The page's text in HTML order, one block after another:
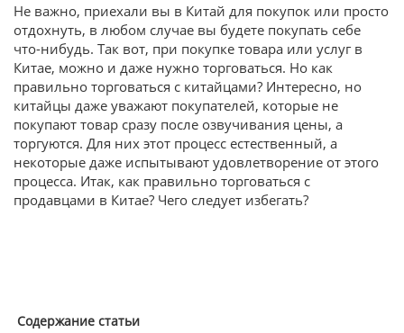
Не важно, приехали вы в Китай для покупок или просто
отдохнуть, в любом случае вы будете покупать себе
что-нибудь. Так вот, при покупке товара или услуг в
Китае, можно и даже нужно торговаться. Но как
правильно торговаться с китайцами? Интересно, но
китайцы даже уважают покупателей, которые не
покупают товар сразу после озвучивания цены, а
торгуются. Для них этот процесс естественный, а
некоторые даже испытывают удовлетворение от этого
процесса. Итак, как правильно торговаться с
продавцами в Китае? Чего следует избегать?
Содержание статьи